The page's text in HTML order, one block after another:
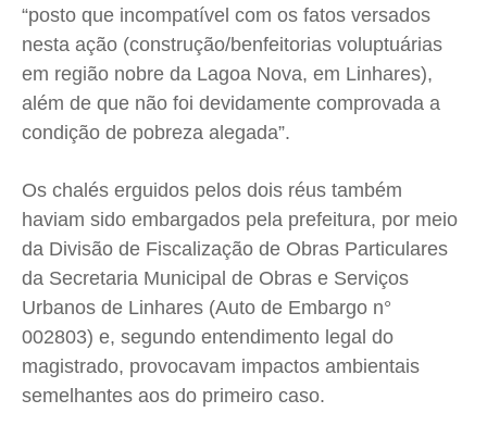
“posto que incompatível com os fatos versados
nesta ação (construção/benfeitorias voluptuárias
em região nobre da Lagoa Nova, em Linhares),
além de que não foi devidamente comprovada a
condição de pobreza alegada”.
Os chalés erguidos pelos dois réus também
haviam sido embargados pela prefeitura, por meio
da Divisão de Fiscalização de Obras Particulares
da Secretaria Municipal de Obras e Serviços
Urbanos de Linhares (Auto de Embargo n°
002803) e, segundo entendimento legal do
magistrado, provocavam impactos ambientais
semelhantes aos do primeiro caso.